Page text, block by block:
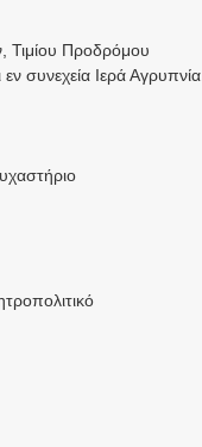
Τιμίου Προδρόμου
Ιερά Αγρυπνία.